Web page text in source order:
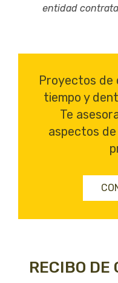
entidad
Proyectos de
tiempo y
Te
aspectos
RECIBO DE